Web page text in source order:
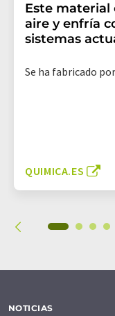
Este material
aire y enfría
sistemas
Se ha fabricado
QUIMICA.ES
NOTICIAS